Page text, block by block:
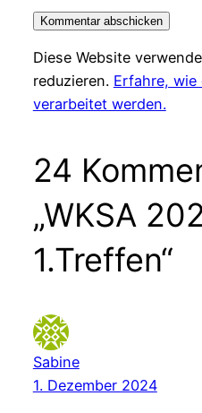
Diese Website
reduzieren. Erfahre, wie
verarbeitet werden.
24
„WKSA
1.Treffen“
Sabine
1. Dezember 2024